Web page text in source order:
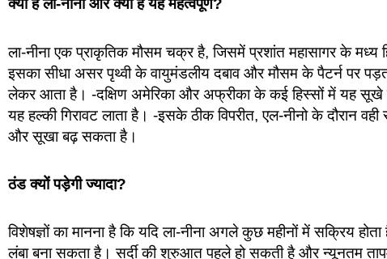
क्या है ला-नीना और क्यों है यह महत्वपूर्ण?
ला-नीना एक प्राकृतिक मौसम चक्र है, जिसमें प्रशांत महासागर के मध्य
इसका सीधा असर पृथ्वी के वायुमंडलीय दबाव और मौसम के पैटर्न पर
लेकर आता है। -दक्षिण अमेरिका और अफ्रीका के कई हिस्सों में यह सूखे
यह हल्की गिरावट लाता है। -इसके ठीक विपरीत, एल-नीनो के दौरान वही
और सूखा बढ़ सकता है।
ठंड क्यों पड़ेगी ज्यादा?
विशेषज्ञों का मानना है कि यदि ला-नीना अगले कुछ महीनों में सक्रिय
लंबा बना सकता है। सर्दी की शुरुआत पहले हो सकती है और न्यूनतम